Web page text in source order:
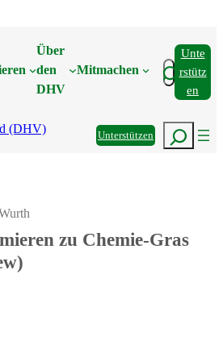
Über
den
DHV
Mitmachen Suchen
Unte
Rstütz
En
UnterstützenSuchen
zu Chemie-Gras